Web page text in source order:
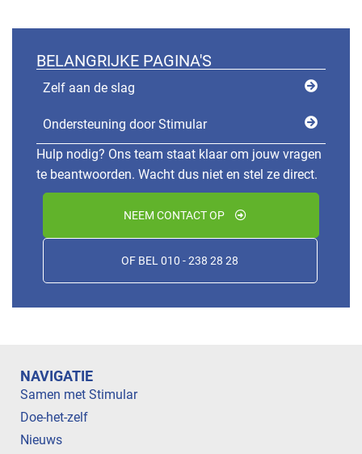
BELANGRIJKE PAGINA'S
Zelf aan de slag
Ondersteuning door Stimular
Hulp nodig? Ons team staat klaar om jouw vragen
te beantwoorden. Wacht dus niet en stel ze direct.
NEEM CONTACT OP
OF BEL 010 - 238 28 28
NAVIGATIE
Samen met Stimular
Doe-het-zelf
Nieuws